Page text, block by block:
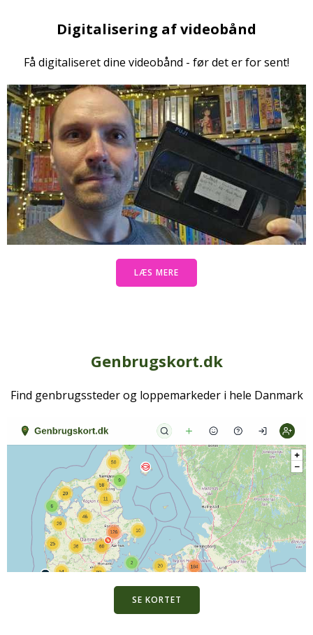
Digitalisering af videobånd
Få digitaliseret dine videobånd - før det er for sent!
LÆS MERE
Genbrugskort.dk
Find genbrugssteder og loppemarkeder i hele Danmark
SE KORTET